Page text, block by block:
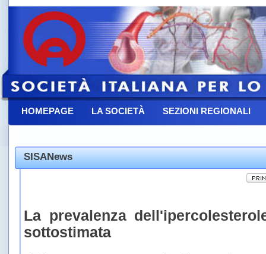
HOMEPAGE LA SOCIETÀ SEZIONI REGIONALI
SISANews
La prevalenza
sottostimata